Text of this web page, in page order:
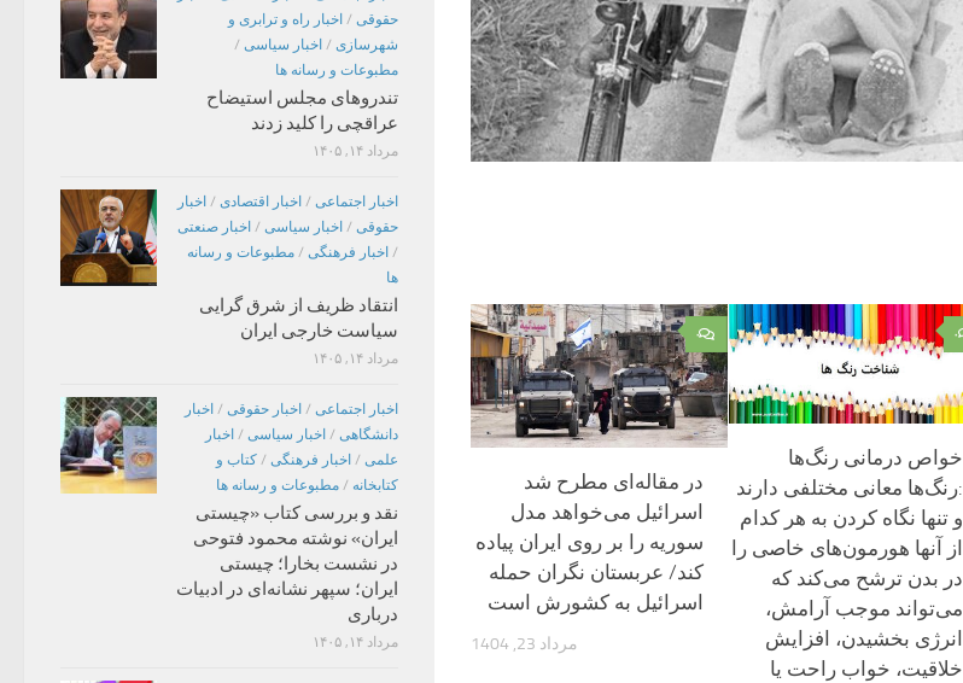
۰
در مقاله‌ای مطرح شد
اسرائیل می‌خواهد مدل
سوریه را بر روی ایران پیاده
کند/ عربستان نگران حمله
اسرائیل به کشورش است
مرداد 23, 1404
۰
خواص درمانی رنگ‌ها
:رنگ‌ها معانی مختلفی دارند
و تنها نگاه کردن به هر کدام
از آنها هورمون‌های خاصی را
در بدن ترشح می‌کند که
می‌تواند موجب آرامش،
انرژی بخشیدن، افزایش
خلاقیت، خواب راحت یا
حقوقی / اخبار راه و ترابری و
شهرسازی / اخبار سیاسی /
مطبوعات و رسانه ها
تندروهای مجلس استیضاح
عراقچی را کلید زدند
مرداد ۱۴, ۱۴۰۵
اخبار اجتماعی / اخبار اقتصادی / اخبار
حقوقی / اخبار سیاسی / اخبار صنعتی
/ اخبار فرهنگی / مطبوعات و رسانه
ها
انتقاد ظریف از شرق گرایی
سیاست خارجی ایران
مرداد ۱۴, ۱۴۰۵
اخبار اجتماعی / اخبار حقوقی / اخبار
دانشگاهی / اخبار سیاسی / اخبار
علمی / اخبار فرهنگی / کتاب و
کتابخانه / مطبوعات و رسانه ها
نقد و بررسی کتاب «چیستی
ایران» نوشته محمود فتوحی
در نشست بخارا؛ چیستی
ایران؛ سپهر نشانه‌ای در ادبیات
درباری
مرداد ۱۴, ۱۴۰۵